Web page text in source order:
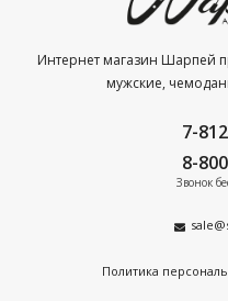
Интернет магазин Шарпей
мужские,
7-
8-
Звонок
Политика